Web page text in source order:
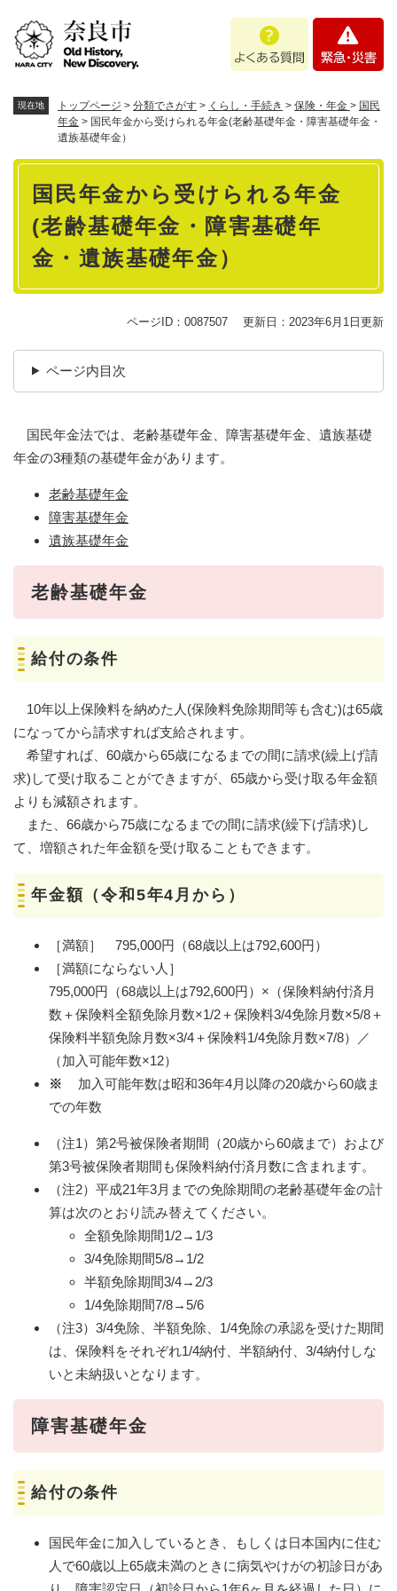
あ
問
・
現在地 トップページ > 分類でさがす > くらし・手続き > 保険・年金 > 国民
年金 > 国民年金から受けられる年金(老齢基礎年金・障害基礎年金・
遺族基礎年金）
本
国民年金から受けられる年金
(老齢基礎年金・障害基礎年
金・遺族基礎年金）
ページID：0087507 更新日：2023年6月1日更新
ページ内目次
国民年金法では、老齢基礎年金、障害基礎年金、遺族基礎
年金の3種類の基礎年金があります。
老齢基礎年金
障害基礎年金
遺族基礎年金
老齢基礎年金
給付の条件
10年以上保険料を納めた人(保険料免除期間等も含む)は65歳
になってから請求すれば支給されます。
希望すれば、60歳から65歳になるまでの間に請求(繰上げ請
求)して受け取ることができますが、65歳から受け取る年金額
よりも減額されます。
また、66歳から75歳になるまでの間に請求(繰下げ請求)し
て、増額された年金額を受け取ることもできます。
年金額（令和5年4月から）
［満額］ 795,000円（68歳以上は792,600円）
［満額にならない人］
795,000円（68歳以上は792,600円）×（保険料納付済月
数＋保険料全額免除月数×1/2＋保険料3/4免除月数×5/8＋
保険料半額免除月数×3/4＋保険料1/4免除月数×7/8）／
（加入可能年数×12）
※ 加入可能年数は昭和36年4月以降の20歳から60歳ま
での年数
（注1）第2号被保険者期間（20歳から60歳まで）および
第3号被保険者期間も保険料納付済月数に含まれます。
（注2）平成21年3月までの免除期間の老齢基礎年金の計
算は次のとおり読み替えてください。
全額免除期間1/2→1/3
3/4免除期間5/8→1/2
半額免除期間3/4→2/3
1/4免除期間7/8→5/6
（注3）3/4免除、半額免除、1/4免除の承認を受けた期間
は、保険料をそれぞれ1/4納付、半額納付、3/4納付しな
いと未納扱いとなります。
障害基礎年金
給付の条件
国民年金に加入しているとき、もしくは日本国内に住む
人で60歳以上65歳未満のときに病気やけがの初診日があ